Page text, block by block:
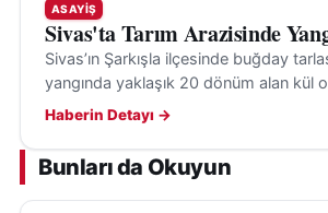
ASAYIŞ
Sivas'ta Tarım Arazisinde
Sivas’ın Şarkışla ilçesinde buğday
yangında yaklaşık 20 dönüm alan kül
alevleri söndürdü. Nedeni bilinmiyor ve
Haberin Detayı →
Bunları da Okuyun